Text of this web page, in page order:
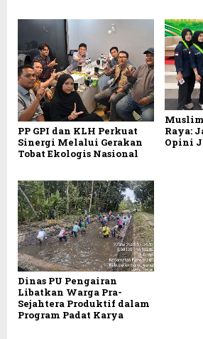
PP GPI dan KLH Perkuat
Sinergi Melalui Gerakan
Tobat Ekologis Nasional
Raya:
Opini
Dinas PU Pengairan
Libatkan Warga Pra-
Sejahtera Produktif dalam
Program Padat Karya